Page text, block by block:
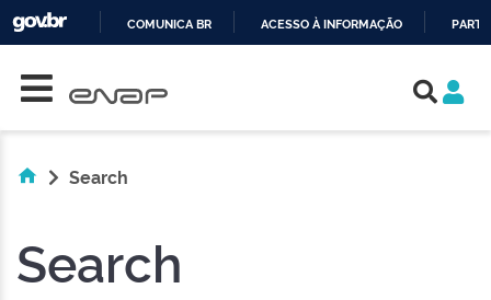
COMUNICA BR ACESSO À INFORMAÇÃO
Search
Search